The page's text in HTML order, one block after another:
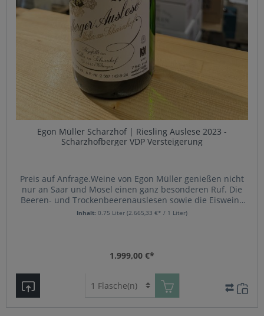
Egon Müller Scharzhof | Riesling Auslese 2023 -
Scharzhofberger VDP Versteigerung
Preis auf Anfrage.Weine von Egon Müller genießen nicht
nur an Saar und Mosel einen ganz besonderen Ruf. Die
Beeren- und Trockenbeerenauslesen sowie die Eisweine
erzielen regelmäßig Spitzenpreise. Diese Weine werden
Durchschnittsernte werden auf den jährlichen
(VDP, Verband deutscher Prädikatsweingüter), dessen
Vorsitzender Egon Müller IV ist, angepriesen. Die 2003er
Trockenbeerenauslese vom Scharzhof erzielte den bisher
höchsten Preis für einen Jungwein.
Inhalt: 0.75 Liter (2.665,33 €* / 1 Liter)
1.999,00 €*